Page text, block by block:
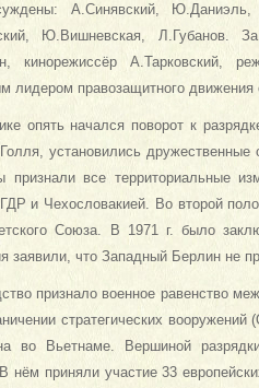
А.Синявский,
Ю.Вишневская, Л.Губанов.
кинорежиссёр А.Тарковский,
лидером правозащитного
опять начался поворот к
установились
все территориальные
и Чехословакией. Во второй
Союза. В 1971 г. было
что Западный Берлин не
признало военное
стратегических
во Вьетнаме. Вершиной
нём приняли участие 33